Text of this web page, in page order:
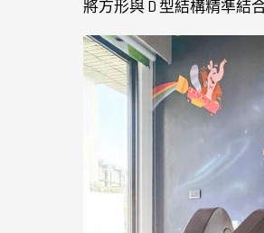
將方形與 D 型結構精準結